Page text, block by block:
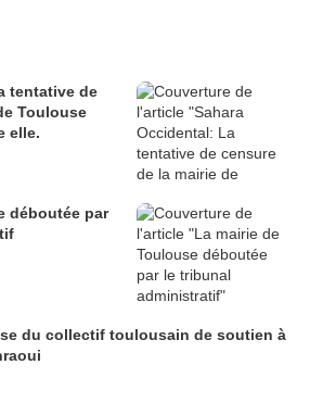
tentative de
Toulouse
elle.
déboutée par
du collectif toulousain de soutien à